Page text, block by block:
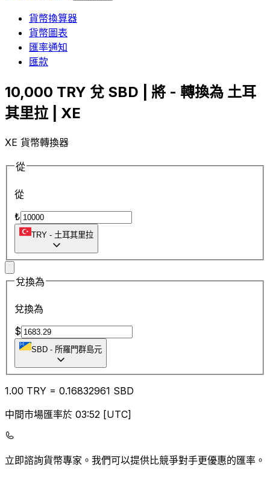
貨幣換算器
貨幣圖表
匯率通知
匯款
10,000 TRY 兌 SBD | 將 - 轉換為 土耳
其里拉 | XE
XE 貨幣轉換器
從
從
₺
TRY - 土耳其里拉
兌換為
兌換為
$
SBD - 所羅門群島元
1.00 TRY = 0.16832961 SBD
中間市場匯率於 03:52 [UTC]
立即諮詢貨幣專家。 我們可以提供比競爭對手更優惠的匯率。